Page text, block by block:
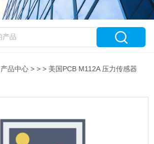
产品中心 > > > 美国PCB M112A 压力传感器